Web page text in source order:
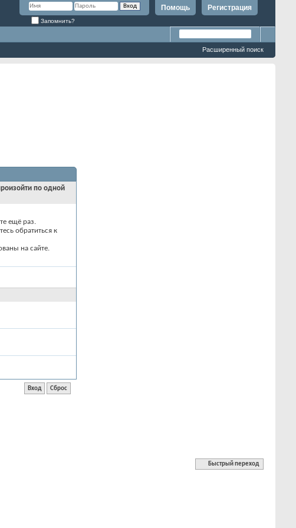
Регистрация
Помощь
Запомнить?
Расширенный поиск
по одной
ещё раз.
обратиться к
на сайте.
Быстрый переход